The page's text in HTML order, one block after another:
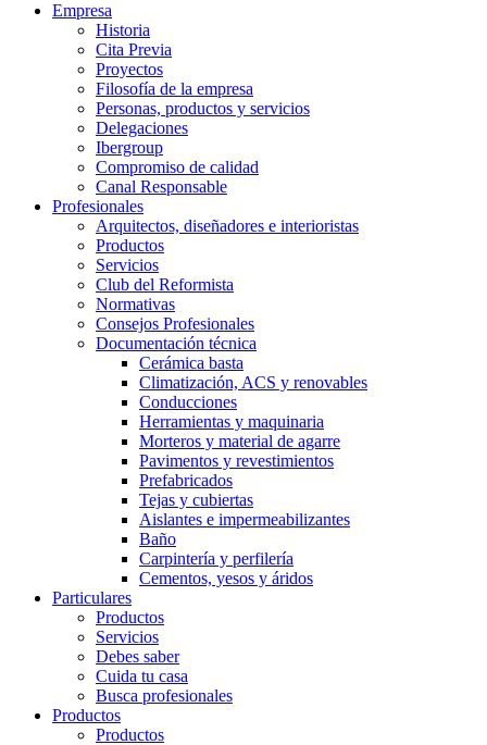
Empresa
Historia
Cita Previa
Proyectos
Filosofía de la empresa
Personas, productos y servicios
Delegaciones
Ibergroup
Compromiso de calidad
Canal Responsable
Profesionales
Arquitectos, diseñadores e interioristas
Productos
Servicios
Club del Reformista
Normativas
Consejos Profesionales
Documentación técnica
Cerámica basta
Climatización, ACS y renovables
Conducciones
Herramientas y maquinaria
Morteros y material de agarre
Pavimentos y revestimientos
Prefabricados
Tejas y cubiertas
Aislantes e impermeabilizantes
Baño
Carpintería y perfilería
Cementos, yesos y áridos
Particulares
Productos
Servicios
Debes saber
Cuida tu casa
Busca profesionales
Productos
Productos